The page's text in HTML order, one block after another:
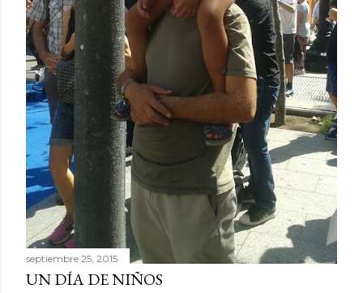
septiembre 25, 2015
UN DÍA DE NIÑOS